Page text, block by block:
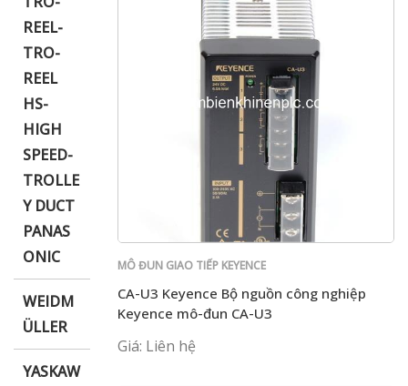
REEL-
TRO-
REEL
HS-
HIGH
SPEED-
TROLLE
Y DUCT
PANAS
ONIC
WEIDM
ÜLLER
YASKAW
MÔ ĐUN GIAO TIẾP KEYENCE
CA-U3 Keyence Bộ nguồn công nghiệp
Keyence mô-đun CA-U3
Giá: Liên hệ